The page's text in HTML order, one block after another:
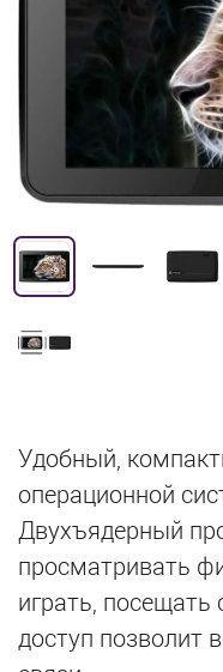
Удобный,
операционной
Двухъядерный
просматривать
играть, посещать
доступ позволит